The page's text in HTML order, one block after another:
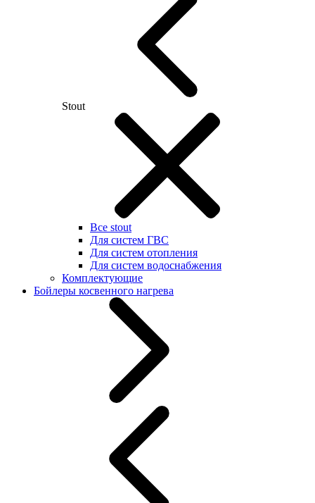
Stout
Все stout
Для систем ГВС
Для систем отопления
Для систем водоснабжения
Комплектующие
Бойлеры косвенного нагрева